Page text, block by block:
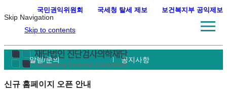
Skip Navigation
Skip to contents
알림/문의 공지사항
신규 홈페이지 오픈 안내
국민권익위원회 국세청 탈세 제보 보건복지부 공익제보